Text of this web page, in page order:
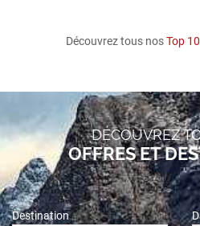
Découvrez tous nosTop
DÉCOUVREZ
OFFRES ET
Destination